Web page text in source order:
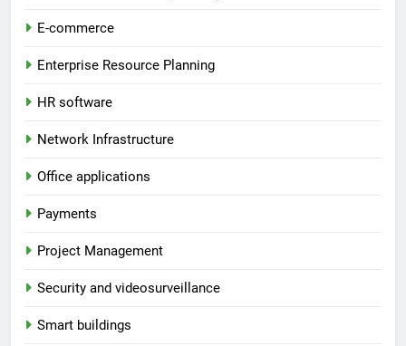
E-commerce
Enterprise Resource Planning
HR software
Network Infrastructure
Office applications
Payments
Project Management
Security and videosurveillance
Smart buildings